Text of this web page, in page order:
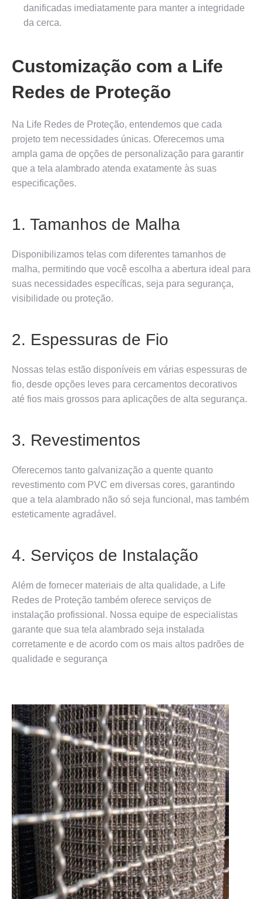
danificadas imediatamente para manter a integridade
da cerca.
Customização com a Life
Redes de Proteção
Na Life Redes de Proteção, entendemos que cada
projeto tem necessidades únicas. Oferecemos uma
ampla gama de opções de personalização para garantir
que a tela alambrado atenda exatamente às suas
especificações.
1. Tamanhos de Malha
Disponibilizamos telas com diferentes tamanhos de
malha, permitindo que você escolha a abertura ideal para
suas necessidades específicas, seja para segurança,
visibilidade ou proteção.
2. Espessuras de Fio
Nossas telas estão disponíveis em várias espessuras de
fio, desde opções leves para cercamentos decorativos
até fios mais grossos para aplicações de alta segurança.
3. Revestimentos
Oferecemos tanto galvanização a quente quanto
revestimento com PVC em diversas cores, garantindo
que a tela alambrado não só seja funcional, mas também
esteticamente agradável.
4. Serviços de Instalação
Além de fornecer materiais de alta qualidade, a Life
Redes de Proteção também oferece serviços de
instalação profissional. Nossa equipe de especialistas
garante que sua tela alambrado seja instalada
corretamente e de acordo com os mais altos padrões de
qualidade e segurança